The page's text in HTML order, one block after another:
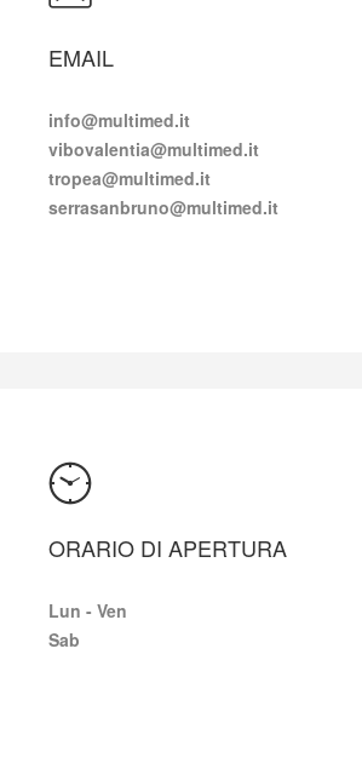
EMAIL
info@multimed.it
vibovalentia@multimed.it
tropea@multimed.it
serrasanbruno@multimed.it
ORARIO DI APERTURA
Lun - Ven
Sab